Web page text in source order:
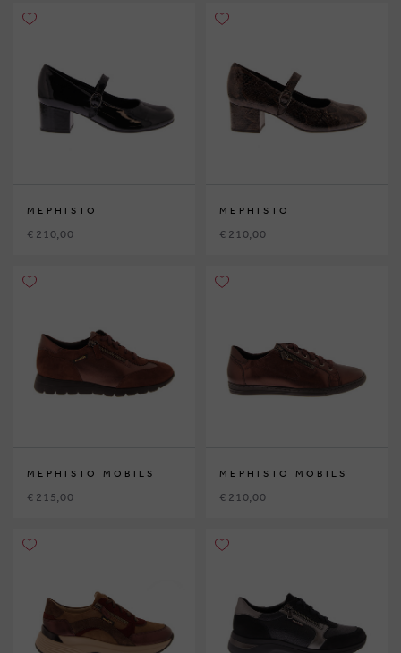
MEPHISTO
€ 210,00
MEPHISTO
€ 210,00
MEPHISTO MOBILS
€ 215,00
MEPHISTO MOBILS
€ 210,00